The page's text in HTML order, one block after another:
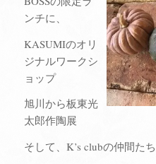
ンチに、
KASUMIのオリ
ジナルワークシ
ョップ
旭川から板東光
太郎作陶展
そして、K’s clubの仲間た